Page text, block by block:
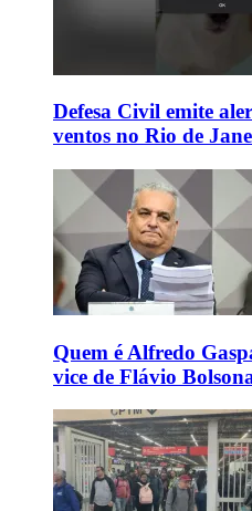
Defesa Civil emite
ventos no Rio de
Quem é Alfredo
vice de Flávio